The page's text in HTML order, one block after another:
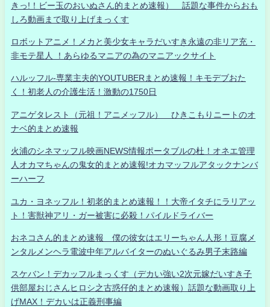
きっ!！ビー玉のおいぬさん的まとめ速報） 話題な事件からおも
しろ動画まで取り上げまっくす
ロボットアニメ！メカと美少女キャラだいすき永遠の非リア充・
非モテ星人 ！あらゆるマニアの為のマニアックサイト
ハルッフル-専業主夫的YOUTUBERまとめ速報！キモデブおた
く！初老人の介護生活！激動の1750日
アニゲタレスト（元祖！アニメッフル） ひきこもりニートのオ
ナベ的まとめ速報
火浦のシネマッフル映画NEWS情報ポータブルの杜！オネエ管理
人オカマちゃんの鬼女的まとめ速報!オカマッフルアタックナンバ
ーハーフ
ユカ・ヨネッフル！初老的まとめ速報！！大帝イタチにラリアッ
ト！害獣神アリ・ガー被害に必殺！パイルドライバー
おネコさん的まとめ速報 僕の彼女はエリーちゃん人形！豆腐メ
ンタルメンヘラ電波中年アルバイターのぬいぐるみ男子末路編
スケバン！デカッフルまっくす（デカい強い2次元嫁だいすき子
供部屋おじさんヒロシ之古惑仔的まとめ速報）話題な動画取り上
げMAX！デカいは正義刑事編